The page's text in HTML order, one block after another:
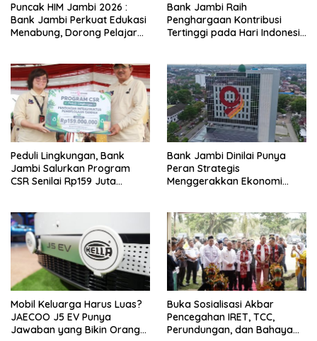
Puncak HIM Jambi 2026 :
Bank Jambi Perkuat Edukasi
Menabung, Dorong Pelajar
Bank Jambi Raih
Penghargaan Kontribusi
Tertinggi pada Hari Indonesia
Peduli Lingkungan, Bank
Jambi Salurkan Program
CSR Senilai Rp159 Juta
Bank Jambi Dinilai Punya
Peran Strategis
Menggerakkan Ekonomi
Mobil Keluarga Harus Luas?
JAECOO J5 EV Punya
Jawaban yang Bikin Orang
Buka Sosialisasi Akbar
Pencegahan IRET, TCC,
Perundungan, dan Bahaya